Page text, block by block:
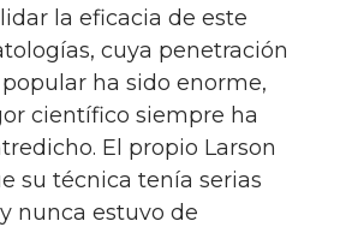
la eficacia de este
cuya penetración
ha sido enorme,
científico siempre ha
El propio Larson
su técnica tenía serias
nunca estuvo de